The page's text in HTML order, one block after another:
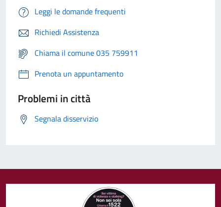
Leggi le domande frequenti
Richiedi Assistenza
Chiama il comune 035 759911
Prenota un appuntamento
Problemi in città
Segnala disservizio